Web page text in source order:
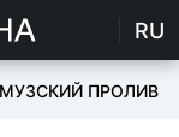
RU
ПРОЛИВ